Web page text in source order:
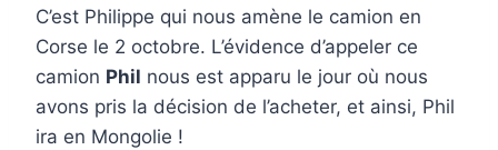
C’est Philippe qui nous amène le camion en
Corse le 2 octobre. L’évidence d’appeler ce
camion Phil nous est apparu le jour où nous
avons pris la décision de l’acheter, et ainsi, Phil
ira en Mongolie !